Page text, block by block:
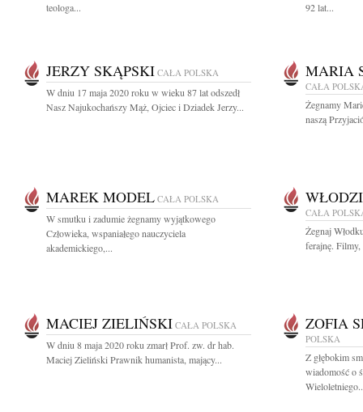
teologa...
92 lat...
JERZY SKĄPSKI CAŁA POLSKA
W dniu 17 maja 2020 roku w wieku 87 lat odszedł
Nasz Najukochańszy Mąż, Ojciec i Dziadek Jerzy...
MARIA
CAŁA
Żegnamy
naszą
MAREK MODEL CAŁA POLSKA
W smutku i zadumie żegnamy wyjątkowego
Człowieka, wspaniałego nauczyciela
akademickiego,...
CAŁA
Żegnaj
ferajnę. Filmy,
MACIEJ ZIELIŃSKI CAŁA POLSKA
W dniu 8 maja 2020 roku zmarł Prof. zw. dr hab.
Maciej Zieliński Prawnik humanista, mający...
ZOFIA
POLSKA
Z głębokim
wiadomość o